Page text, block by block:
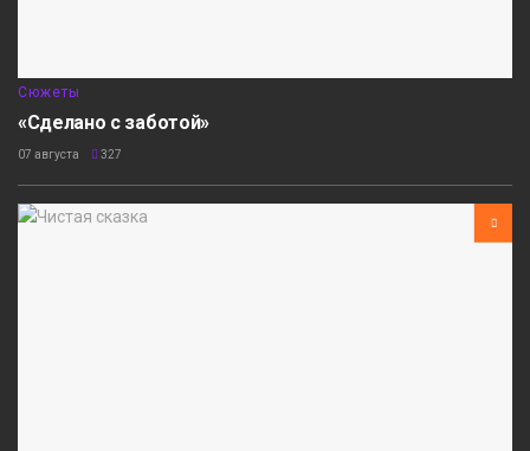
Сюжеты
«Сделано с заботой»
07 августа 327